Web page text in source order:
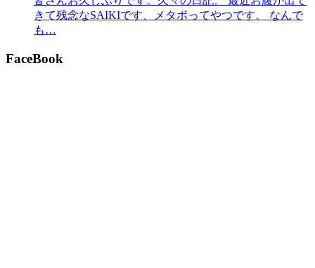
きて残念なSAIKIです、メタボってやつです。 なんで
も…
FaceBook